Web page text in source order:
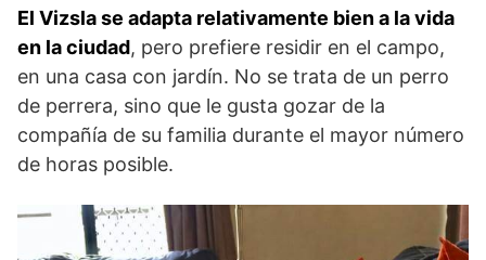
El Vizsla se adapta relativamente bien a la vida
en la ciudad, pero prefiere residir en el campo,
en una casa con jardín. No se trata de un perro
de perrera, sino que le gusta gozar de la
compañía de su familia durante el mayor número
de horas posible.